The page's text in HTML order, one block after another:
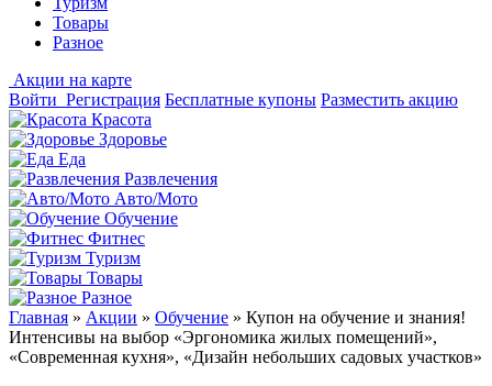
Товары
Разное
Акции на карте
Войти Регистрация Бесплатные купоны Разместить акцию
Красота
Здоровье
Еда
Развлечения
Авто/Мото
Обучение
Фитнес
Туризм
Товары
Разное
Главная » Акции » Обучение » Купон на обучение и знания!
Интенсивы на выбор «Эргономика жилых помещений»,
«Современная кухня», «Дизайн небольших садовых участков»